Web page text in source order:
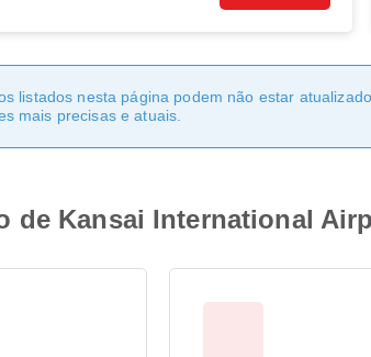
listados nesta página podem não estar
mais precisas e atuais.
de Kansai International